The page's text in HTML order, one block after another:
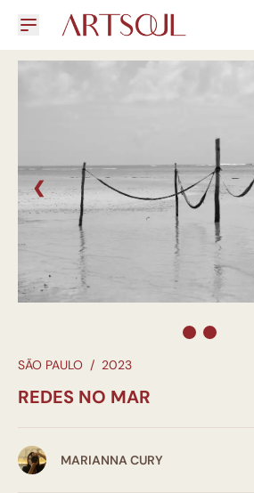
❮
SÃO PAULO / 2023
REDES NO MAR
MARIANNA CURY